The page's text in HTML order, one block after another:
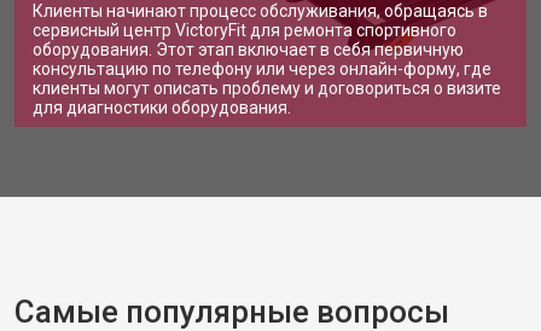
Клиенты начинают процесс обслуживания, обращаясь в
сервисный центр VictoryFit для ремонта спортивного
оборудования. Этот этап включает в себя первичную
консультацию по телефону или через онлайн-форму, где
клиенты могут описать проблему и договориться о визите
для диагностики оборудования.
Самые популярные вопросы